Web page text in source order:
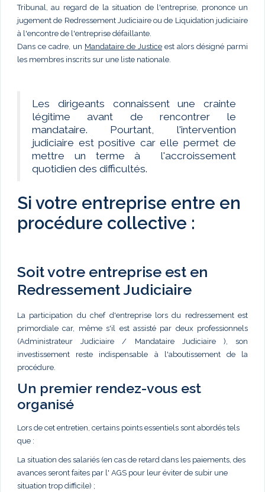
Tribunal, au regard de la situation de l'entreprise, prononce un
jugement de Redressement Judiciaire ou de Liquidation judiciaire
à l'encontre de l'entreprise défaillante.
Dans ce cadre, un Mandataire de Justice est alors désigné parmi
les membres inscrits sur une liste nationale.
Les dirigeants connaissent une crainte
légitime avant de rencontrer le
mandataire. Pourtant, l'intervention
judiciaire est positive car elle permet de
mettre un terme à l'accroissement
quotidien des difficultés.
Si votre entreprise entre en
procédure collective :
Soit votre entreprise est en
Redressement Judiciaire
La participation du chef d'entreprise lors du redressement est
primordiale car, même s'il est assisté par deux professionnels
(Administrateur Judiciaire / Mandataire Judiciaire ), son
investissement reste indispensable à l'aboutissement de la
procédure.
Un premier rendez-vous est
organisé
Lors de cet entretien, certains points essentiels sont abordés tels
que :
La situation des salariés (en cas de retard dans les paiements, des
avances seront faites par l' AGS pour leur éviter de subir une
situation trop difficile) ;